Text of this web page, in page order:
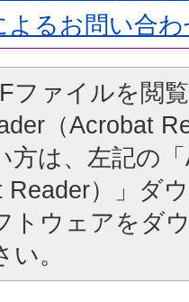
よるお問い合
ファイルを閲
（Acrobat
方は、左記の
Reader）」ダ
トウェアをダ
。